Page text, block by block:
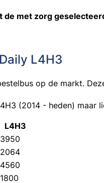
met zorg
L4H3
op de markt.
(2014 - heden) maar
L4H3
3950
2064
4560
1800